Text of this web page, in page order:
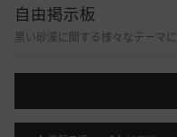
自由掲示板
黒い砂漠に関する様々なテーマ